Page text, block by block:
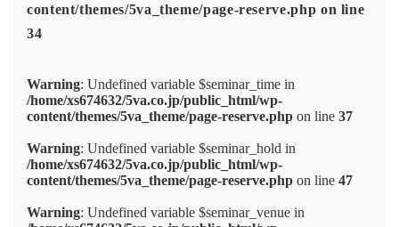
content/themes/5va_theme/page-reserve.php on line
34
Warning: Undefined variable $seminar_time in
/home/xs674632/5va.co.jp/public_html/wp-
content/themes/5va_theme/page-reserve.php on line 37
Warning: Undefined variable $seminar_hold in
/home/xs674632/5va.co.jp/public_html/wp-
content/themes/5va_theme/page-reserve.php on line 47
Warning: Undefined variable $seminar_venue in